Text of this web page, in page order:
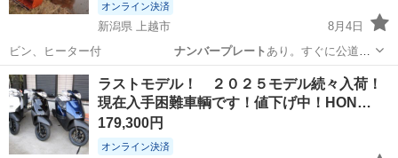
オンライン決済
新潟県 上越市
8月4日
ビン、ヒーター付 ナンバープレート あり。すぐに公道を
運転可能です！…
新潟 上越市 その他
ラストモデル！ ２０２５モデル続々入荷！
現在入手困難車輌です！値下げ中！HON…
179,300円
オンライン決済